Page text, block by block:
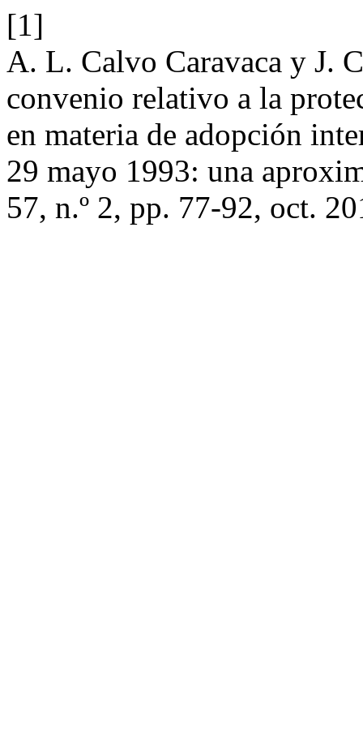
[1]
A. L. Calvo Caravaca y J.
convenio relativo a la
en materia de adopción
29 mayo 1993: una
57, n.º 2, pp. 77-92, oct.